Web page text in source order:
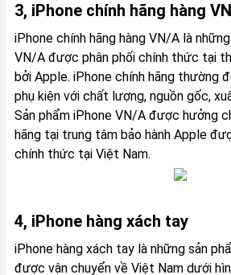
3, iPhone chính hãng hàng
iPhone chính hãng hàng VN/A là
VN/A được phân phối chính thức tại
bởi Apple. iPhone chính hãng thường
phụ kiện với chất lượng, nguồn gốc,
Sản phẩm iPhone VN/A được hưởng
hãng tại trung tâm bảo hành Apple
chính thức tại Việt Nam.
4, iPhone hàng xách tay
iPhone hàng xách tay là những sản
được vận chuyển về Việt Nam dưới